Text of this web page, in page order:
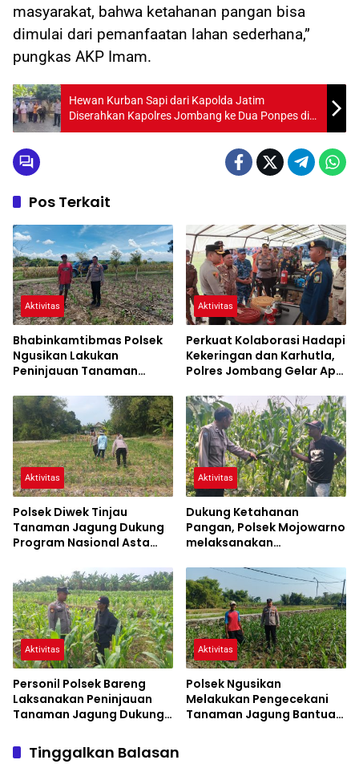
masyarakat, bahwa ketahanan pangan bisa
dimulai dari pemanfaatan lahan sederhana,”
pungkas AKP Imam.
Hewan Kurban Sapi dari Kapolda Jatim
Diserahkan Kapolres Jombang ke Dua Ponpes di
Jombang
Pos Terkait
Aktivitas
Bhabinkamtibmas Polsek
Ngusikan Lakukan
Peninjauan Tanaman
Mendukung Ketahanan
Pangan
Aktivitas
Perkuat Kolaborasi Hadapi
Kekeringan dan Karhutla,
Polres Jombang Gelar Apel
Aktivitas
Polsek Diwek Tinjau
Tanaman Jagung Dukung
Program Nasional Asta
Aktivitas
Dukung Ketahanan
Pangan, Polsek Mojowarno
melaksanakan
Jagung
Aktivitas
Personil Polsek Bareng
Laksanakan Peninjauan
Tanaman Jagung Dukung
Pangan
Aktivitas
Polsek Ngusikan
Melakukan Pengecekani
Tanaman Jagung Bantuan
Tinggalkan Balasan